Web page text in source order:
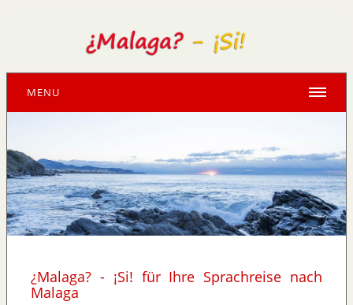
MENU
¿Malaga? - ¡Si! für Ihre Sprachreise nach
Malaga